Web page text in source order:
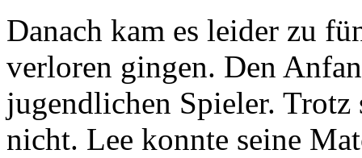
Danach kam es leider zu
verloren gingen. Den
jugendlichen Spieler. Trotz
nicht. Lee konnte seine